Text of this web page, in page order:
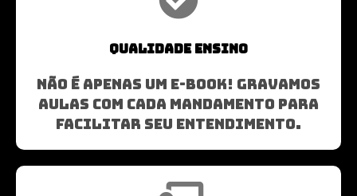
QUALIDADE ENSINO
NÃO É APENAS UM E-BOOK! GRAVAMOS
AULAS COM CADA MANDAMENTO PARA
FACILITAR SEU ENTENDIMENTO.